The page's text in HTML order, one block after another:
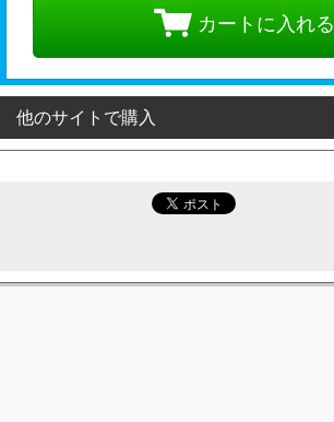
カートに入れる
他のサイトで購入